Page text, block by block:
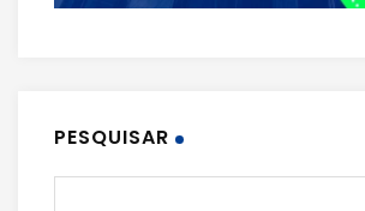
PESQUISAR